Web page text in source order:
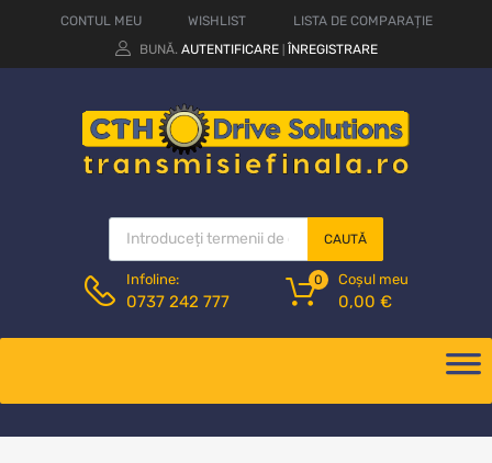
CONTUL MEU WISHLIST
LISTA DE COMPARAȚIE
BUNĂ. AUTENTIFICARE ÎNREGISTRARE
CAUTĂ
Infoline:
0737 242 777
Coșul meu
0,00 €
0